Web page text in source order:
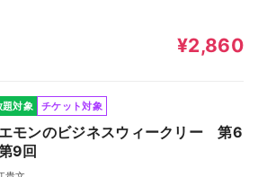
¥2,860
対象 チケット対象
モンのビジネスウィークリー 第6
9回